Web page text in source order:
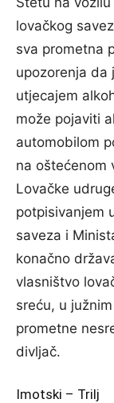
lovačkog
sva prometna
upozorenja da
utjecajem
može pojaviti
automobilom
na oštećenom
Lovačke
potpisivanjem
saveza i
konačno
vlasništvo
sreću, u
prometne
divljač.
Imotski – Trilj